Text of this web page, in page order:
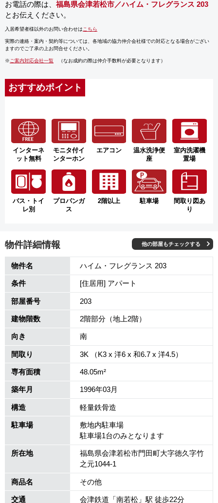
おすすめポイント
インターネ
ット無料
モニタ付イ
ンターホン
エアコン
温水洗浄便
座
室内洗濯機
置場
バス・トイ
レ別
プロパンガ
ス
2階以上 駐車場
間取り図あ
り
お電話の際は、福島県会津若松市／ハイム・フレグランス 203
とお伝えください。
入居希望者様以外のお問い合わせは こちら
実際の連絡・案内・契約等については、各地域の協力仲介会社様での対応となる場合がござい
ますのでご了承の上お問合せください。
※ ご案内対応会社一覧 （なお成約の際は仲介手数料が必要となります）
物件詳細情報 他の部屋もチェックする
物件名 ハイム・フレグランス 203
条件 [住居用] アパート
部屋番号 203
建物階数 2階部分（地上2階）
向き 南
間取り 3K （K3 x 洋6 x 和6.7 x 洋4.5）
専有面積 48.05m²
築年月 1996年03月
構造 軽量鉄骨造
駐車場
敷地内駐車場
駐車場1台のみとなります
所在地
福島県会津若松市門田町大字徳久字竹
之元1044-1
商品名 その他
交通 会津鉄道「南若松」駅 徒歩22分